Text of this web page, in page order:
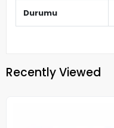
Durumu
Recently Viewed